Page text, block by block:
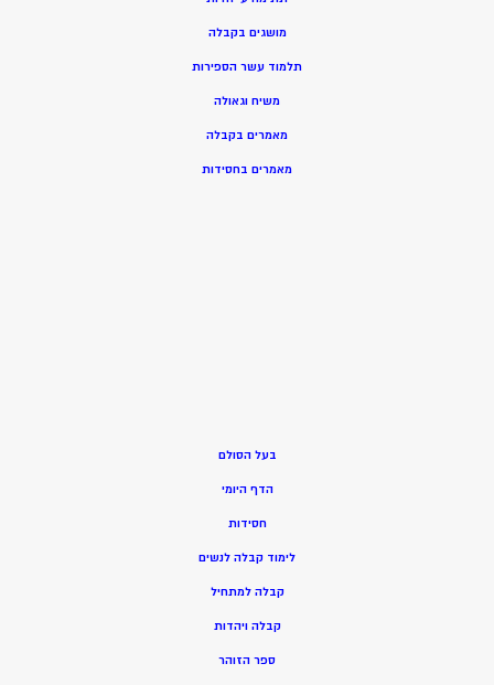
מושגים בקבלה
תלמוד עשר הספירות
משיח וגאולה
מאמרים בקבלה
מאמרים בחסידות
בעל הסולם
הדף היומי
חסידות
לימוד קבלה לנשים
קבלה למתחיל
קבלה ויהדות
ספר הזוהר